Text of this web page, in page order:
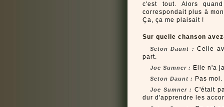
c'est tout. Alors
correspondait plus à
Ça, ça me plaisait !
Sur quelle chanson
Seton Daunt : Celle
part.
Joe Sumner : Elle n'a
Seton Daunt : Pas moi.
Joe Sumner : C'était
dur d'apprendre les